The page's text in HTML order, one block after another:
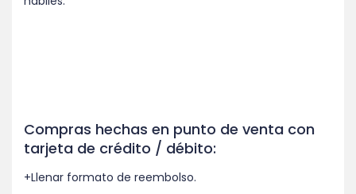
Compras hechas en punto de venta con
tarjeta de crédito / débito:
+Llenar formato de reembolso.